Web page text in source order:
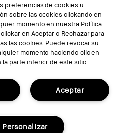
Y CONDICIONES
DE PRIVACIDAD
Cookies del Sitio
Professional Cosmetics, Inc.
preferencias de cookies u
sobre las cookies clickando en
momento en nuestra Política
en Aceptar o Rechazar para
las cookies. Puede revocar su
momento haciendo clic en
la parte inferior de este sitio.
Aceptar
Personalizar